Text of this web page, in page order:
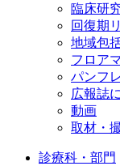
臨床研
回復期
地域包
フロア
パンフ
広報誌
動画
取材・
診療科・部門